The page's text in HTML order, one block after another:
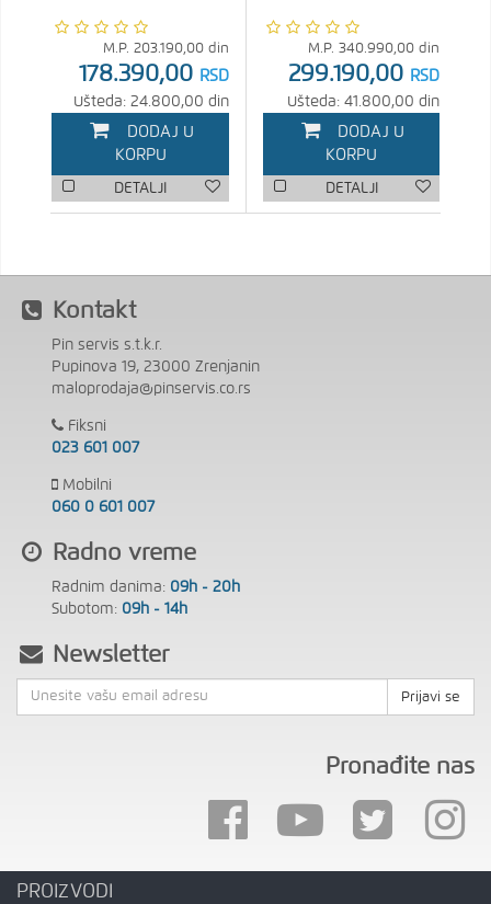
M.P. 203.190,00 din
178.390,00 RSD
Ušteda: 24.800,00 din
DODAJ U
KORPU
DETALJI
M.P. 340.990,00 din
299.190,00 RSD
Ušteda: 41.800,00 din
DODAJ U
KORPU
DETALJI
Kontakt
Pin servis s.t.k.r.
Pupinova 19, 23000 Zrenjanin
maloprodaja@pinservis.co.rs
Fiksni
023 601 007
Mobilni
060 0 601 007
Radno vreme
Radnim danima: 09h - 20h
Subotom: 09h - 14h
Newsletter
Prijavi se
Pronađite nas
PROIZVODI